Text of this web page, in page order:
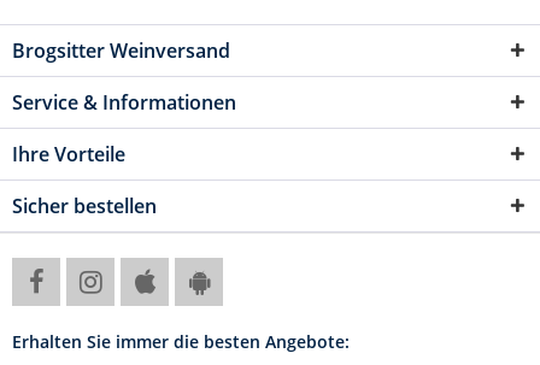
Brogsitter Weinversand
Service & Informationen
Ihre Vorteile
Sicher bestellen
Erhalten Sie immer die besten Angebote: